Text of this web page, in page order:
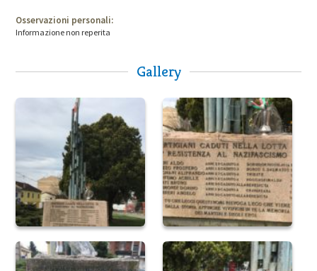
Osservazioni personali:
Informazione non reperita
Gallery